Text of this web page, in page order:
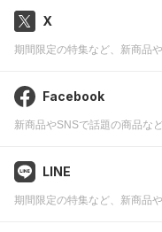
X
期間限定の特集など、新商品
Facebook
新商品やSNSで話題の商品な
LINE
期間限定の特集など、新商品